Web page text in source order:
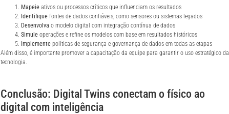
Mapeieativos ou processos críticos que influenciam os resultados
Identifiquefontes de dados confiáveis, como sensores ou sistemas legados
Desenvolva o modelo digital com integração contínua de dados
Simuleoperações e refine os modelos com base em resultados históricos
Implementepolíticas de segurança e governança de dados em todas as etapas
Além disso, é importante promover a capacitação da equipe para garantir o uso estratégico da
tecnologia.
Conclusão: Digital Twins conectam o físico ao
digital com inteligência